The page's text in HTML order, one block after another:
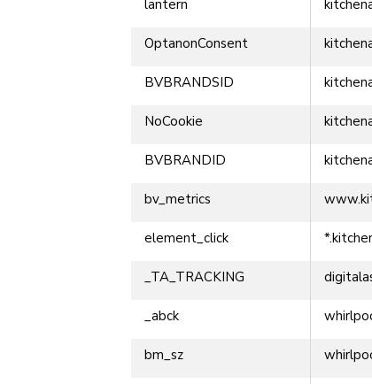
lantern
OptanonConsent
BVBRANDSID
NoCookie
BVBRANDID
bv_metrics
element_click
_TA_TRACKING
_abck
bm_sz